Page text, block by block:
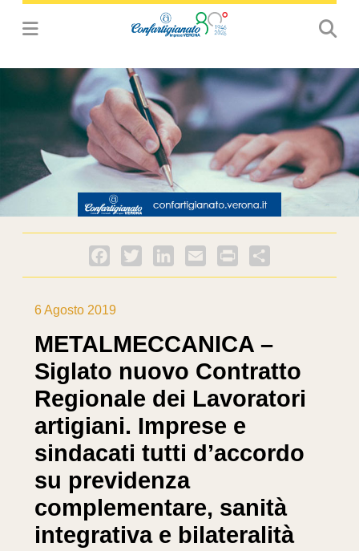
Facebook
Twitter LinkedInEmail PrintFriendly
6 Agosto 2019
METALMECCANICA –
Siglato nuovo Contratto
Regionale dei Lavoratori
artigiani. Imprese e
sindacati tutti d’accordo
su previdenza
complementare, sanità
integrativa e bilateralità